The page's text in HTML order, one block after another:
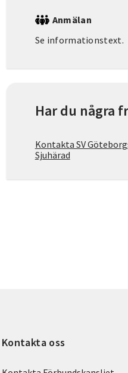
Anmälan
Se informationstext.
Har du några
Kontakta SV
Sjuhärad
Kontakta oss